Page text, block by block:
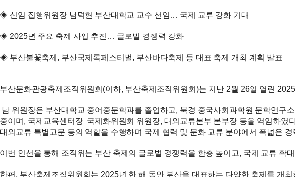
◈ 신임 집행위원장 남덕현 부산대학교 교수 선임… 국제 교류 강화 기대
◈ 2025년 주요 축제 사업 추진… 글로벌 경쟁력 강화
◈ 부산불꽃축제, 부산국제록페스티벌, 부산바다축제 등 대표 축제 개최 계획 발표
부산문화관광축제조직위원회(이하, 부산축제조직위원회)는 지난 2월 26일 열린
남 위원장은 부산대학교 중어중문학과를 졸업하고, 북경 중국사회과학원 문학연구
중이며, 국제교육센터장, 국제화위원회 위원장, 대외교류본부 본부장 등을 역임하
대외교류 특별고문 등의 역할을 수행하며 국제 협력 및 문화 교류 분야에서 폭넓은 경
이번 인선을 통해 조직위는 부산 축제의 글로벌 경쟁력을 한층 높이고, 국제 교류 확
한편, 부산축제조직위원회는 2025년 한 해 동안 부산을 대표하는 다양한 축제를 개